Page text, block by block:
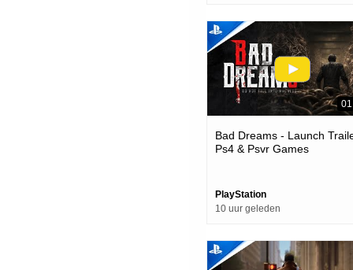
Bad Dreams - Launch
Ps4 & Psvr Games
PlayStation
10 uur geleden